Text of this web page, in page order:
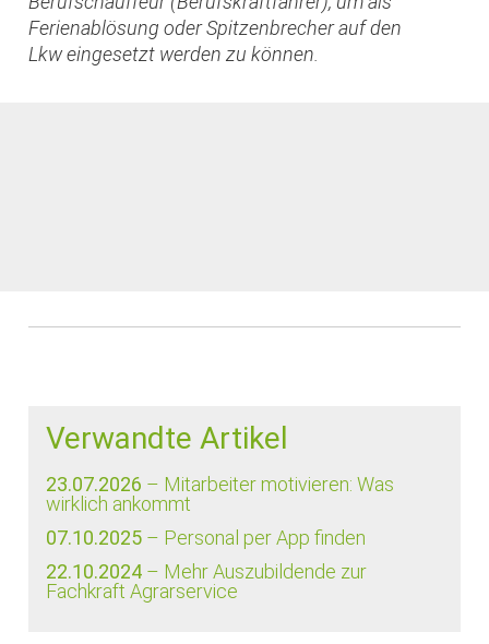
Ferienablösung oder Spitzenbrecher auf den
Lkw eingesetzt werden zu können.
Verwandte Artikel
23.07.2026 – Mitarbeiter motivieren: Was
wirklich ankommt
07.10.2025 – Personal per App finden
22.10.2024 – Mehr Auszubildende zur
Fachkraft Agrarservice